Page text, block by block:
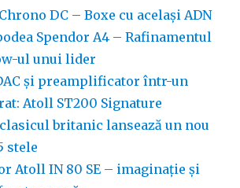
DC – Boxe cu același ADN
Spendor A4 – Rafinamentul
ul unui lider
și preamplificator într-un
Atoll ST200 Signature
britanic lansează un nou
stele
Atoll IN 80 SE – imaginație și